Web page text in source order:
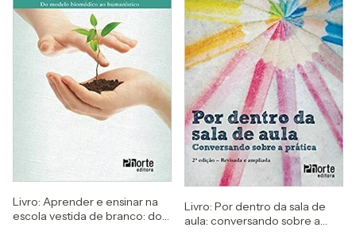
Livro: Aprender e ensinar na
escola vestida de branco: do
Livro: Por dentro da sala de
aula: conversando sobre a